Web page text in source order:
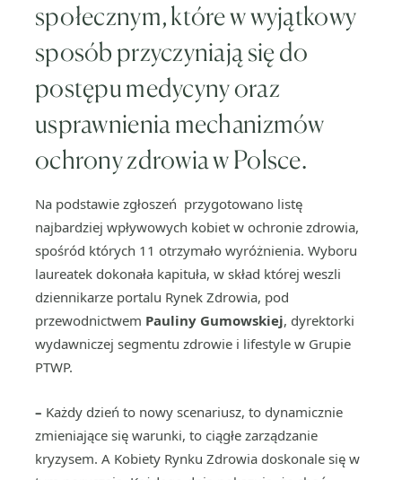
społecznym, które w wyjątkowy
sposób przyczyniają się do
postępu medycyny oraz
usprawnienia mechanizmów
ochrony zdrowia w Polsce.
Na podstawie zgłoszeń przygotowano listę
najbardziej wpływowych kobiet w ochronie zdrowia,
spośród których 11 otrzymało wyróżnienia. Wyboru
laureatek dokonała kapituła, w skład której weszli
dziennikarze portalu Rynek Zdrowia, pod
przewodnictwem Pauliny Gumowskiej, dyrektorki
wydawniczej segmentu zdrowie i lifestyle w Grupie
PTWP.
– Każdy dzień to nowy scenariusz, to dynamicznie
zmieniające się warunki, to ciągłe zarządzanie
kryzysem. A Kobiety Rynku Zdrowia doskonale się w